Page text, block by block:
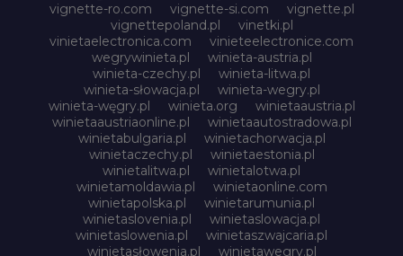
vignette-ro.com
vignette-si.com
vignette.pl
vignettepoland.pl
vinetki.pl
vinietaelectronica.com
vinieteelectronice.com
wegrywinieta.pl
winieta-austria.pl
winieta-czechy.pl
winieta-litwa.pl
winieta-słowacja.pl
winieta-wegry.pl
winieta-węgry.pl
winieta.org
winietaaustria.pl
winietaaustriaonline.pl
winietaautostradowa.pl
winietabulgaria.pl
winietachorwacja.pl
winietaczechy.pl
winietaestonia.pl
winietalitwa.pl
winietalotwa.pl
winietamoldawia.pl
winietaonline.com
winietapolska.pl
winietarumunia.pl
winietaslovenia.pl
winietaslowacja.pl
winietaslowenia.pl
winietaszwajcaria.pl
winietasłowenia.pl
winietawegry.pl